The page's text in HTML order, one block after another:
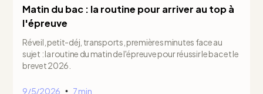
Matin du bac : la routine pour arriver au top à
l'épreuve
Réveil, petit-déj, transports, premières minutes face au
sujet : la routine du matin de l'épreuve pour réussir le bac et le
brevet 2026.
9/5/2026 • 7 min